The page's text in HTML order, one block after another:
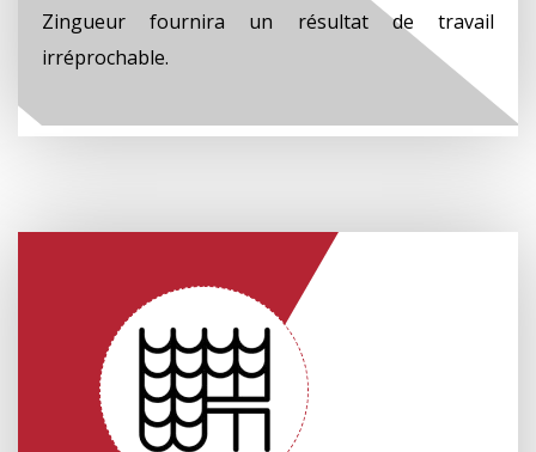
Zingueur fournira un résultat de travail
irréprochable.